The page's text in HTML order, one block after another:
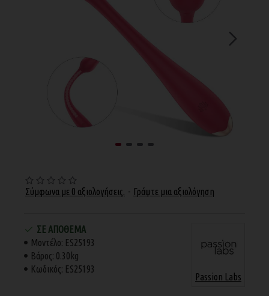
Σύμφωνα με 0 αξιολογήσεις. - Γράψτε μια αξιολόγηση
ΣΕ ΑΠΌΘΕΜΑ
Μοντέλο: ES25193
Βάρος: 0.30kg
Κωδικός: ES25193
Passion Labs